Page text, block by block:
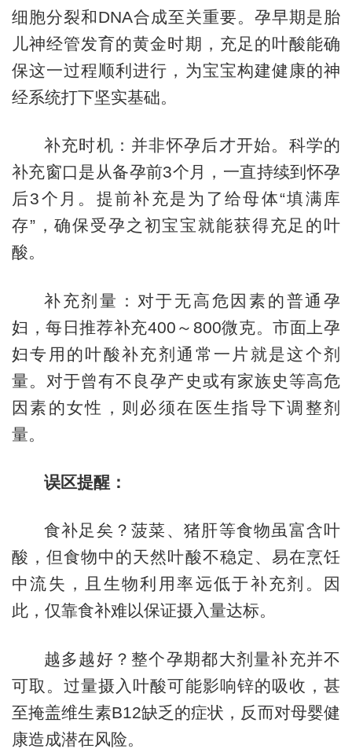
细胞分裂和DNA合成至关重要。孕早期是胎
儿神经管发育的黄金时期，充足的叶酸能确
保这一过程顺利进行，为宝宝构建健康的神
经系统打下坚实基础。
补充时机：并非怀孕后才开始。科学的
补充窗口是从备孕前3个月，一直持续到怀孕
后3个月。提前补充是为了给母体“填满库
存”，确保受孕之初宝宝就能获得充足的叶
酸。
补充剂量：对于无高危因素的普通孕
妇，每日推荐补充400～800微克。市面上孕
妇专用的叶酸补充剂通常一片就是这个剂
量。对于曾有不良孕产史或有家族史等高危
因素的女性，则必须在医生指导下调整剂
量。
误区提醒：
食补足矣？菠菜、猪肝等食物虽富含叶
酸，但食物中的天然叶酸不稳定、易在烹饪
中流失，且生物利用率远低于补充剂。因
此，仅靠食补难以保证摄入量达标。
越多越好？整个孕期都大剂量补充并不
可取。过量摄入叶酸可能影响锌的吸收，甚
至掩盖维生素B12缺乏的症状，反而对母婴健
康造成潜在风险。